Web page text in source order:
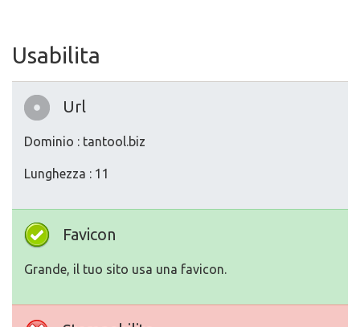
Usabilita
Url
Dominio : tantool.biz
Lunghezza : 11
Favicon
Grande, il tuo sito usa una favicon.